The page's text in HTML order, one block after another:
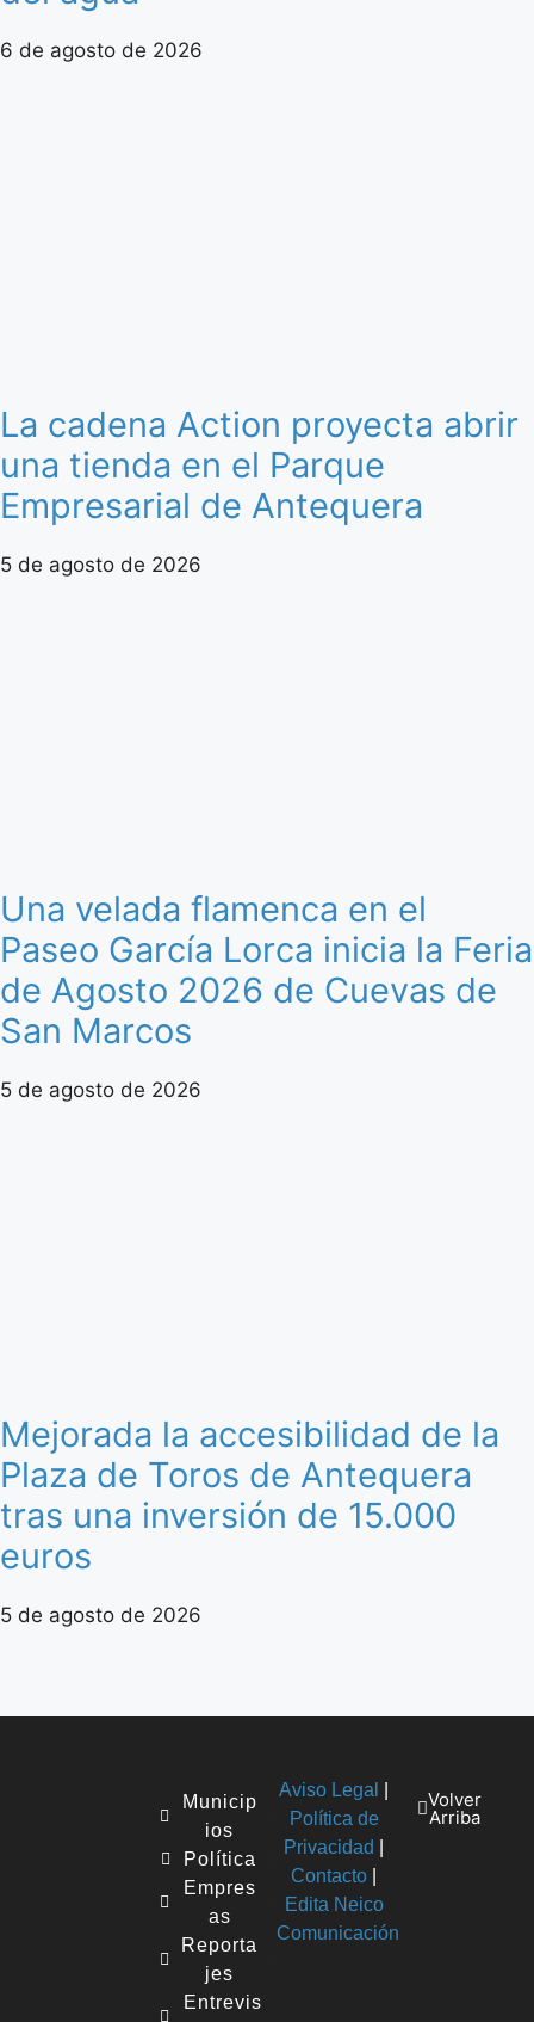
6 de agosto de 2026
La cadena Action proyecta abrir
una tienda en el Parque
Empresarial de Antequera
5 de agosto de 2026
Una velada flamenca en el
Paseo García Lorca inicia la Feria
de Agosto 2026 de Cuevas de
San Marcos
5 de agosto de 2026
Mejorada la accesibilidad de la
Plaza de Toros de Antequera
tras una inversión de 15.000
euros
5 de agosto de 2026
Municip
ios
Política
Empres
as
Reporta
jes
Entrevis
Aviso Legal
Política de
Privacidad
Contacto
Edita Neico
Comunicación
Volver
Arriba